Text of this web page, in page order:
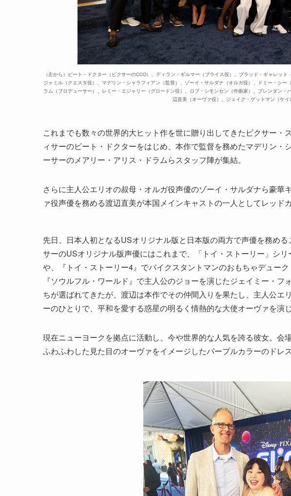
（左から）ピート・ドクター（ピクサーのCCO）、ディラン・ギルマー（ブライス役）、ブラッド・ギャレット
ジャミル（クエスタ役）、マデリン・シャラフィアン（監督）、ゾーイ・サルダナ（オルガ役）、ドミー・シ
ラム（プロデューサー）、レミー・エジャリー（グロードン役）、ロブ・シモンセン（作曲家）、ブレンダン・
辺直美（オーヴァ役）、 ジェイク・ゲットマン（ケイ
これまでも数々の世界的大ヒット作を世に贈り出してきたピクサー・
ィサーのピート・ドクターをはじめ、本作で監督を務めたマデリン・
ーサーのメアリー・アリス・ドラムらスタッフ陣が集結。
さらに主人公エリオの叔母・オルガ役声優のゾーイ・サルダナら豪華
ァ役声優を務める渡辺直美が本国メインキャストの一人としてレッド
先日、日本人初となるUSオリジナル版と日本版の両方で声優を務め
サーのUSオリジナル版声優にはこれまで、「トイ・ストーリー」シ
や、『トイ・ストーリー4』でバイクスタントマンのおもちゃデューク
『ソウルフル・ワールド』で主人公のジョーを演じたジェイミー・
ちが選ばれてきたが、渡辺は本作でその仲間入りを果たし、主人公エ
ーのひとりで、平和を愛する惑星の明るく情熱的な大使オーヴァを演じ
現在ニューヨークを拠点に活動し、今や世界的な人気を誇る彼女。会
ふわふわした見た目のオーヴァをイメージしたパープルカラーのドレス